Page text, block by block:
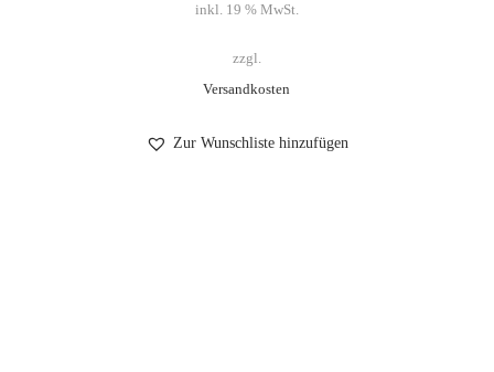
inkl. 19 % MwSt.
zzgl.
Versandkosten
Zur Wunschliste hinzufügen